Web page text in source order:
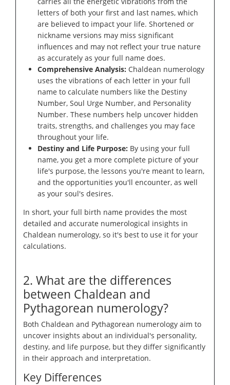
letters of both your first and last names, which
are believed to impact your life. Shortened or
nickname versions may miss significant
influences and may not reflect your true nature
as accurately as your full name does.
Comprehensive Analysis: Chaldean numerology
uses the vibrations of each letter in your full
name to calculate numbers like the Destiny
Number, Soul Urge Number, and Personality
Number. These numbers help uncover hidden
traits, strengths, and challenges you may face
throughout your life.
Destiny and Life Purpose: By using your full
name, you get a more complete picture of your
life's purpose, the lessons you're meant to learn,
and the opportunities you'll encounter, as well
as your soul's desires.
In short, your full birth name provides the most
detailed and accurate numerological insights in
Chaldean numerology, so it's best to use it for your
calculations.
2. What are the differences
between Chaldean and
Pythagorean numerology?
Both Chaldean and Pythagorean numerology aim to
uncover insights about an individual's personality,
destiny, and life purpose, but they differ significantly
in their approach and interpretation.
Key Differences